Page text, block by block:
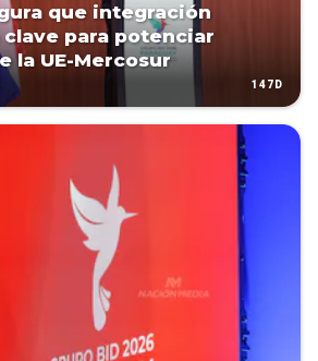
que integración
para potenciar
la UE-Mercosur
147D